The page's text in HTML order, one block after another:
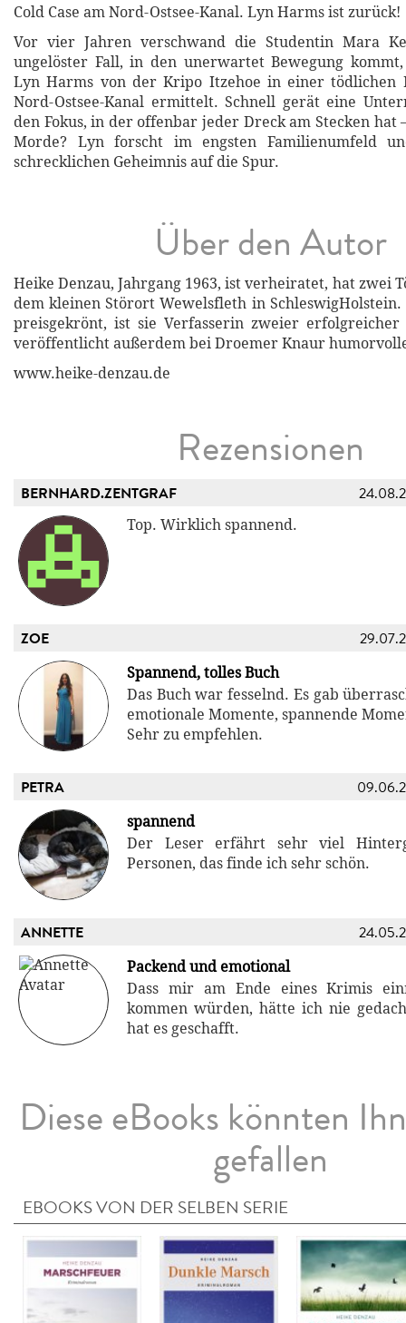
Cold Case am Nord-Ostsee-Kanal. Lyn Harms ist zurück!
Vor vier Jahren verschwand die Studentin Mara
ungelöster Fall, in den unerwartet Bewegung
Lyn Harms von der Kripo Itzehoe in einer tödlichen
Nord-Ostsee-Kanal ermittelt. Schnell gerät eine
den Fokus, in der offenbar jeder Dreck am Stecken hat
Morde? Lyn forscht im engsten Familienumfeld
schrecklichen Geheimnis auf die Spur.
Über den Autor
Heike Denzau, Jahrgang 1963, ist verheiratet, hat zwei
dem kleinen Störort Wewelsfleth in
preisgekrönt, ist sie Verfasserin zweier
veröffentlicht außerdem bei Droemer Knaur
www.heike-denzau.de
Rezensionen
BERNHARD.ZENTGRAF
Top. Wirklich spannend.
ZOE
Spannend, tolles Buch
Das Buch war fesselnd. Es gab
emotionale Momente, spannende
Sehr zu empfehlen.
PETRA
spannend
Der Leser erfährt sehr viel
Personen, das finde ich sehr schön.
ANNETTE
Packend und emotional
Dass mir am Ende eines Krimis
kommen würden, hätte ich nie
hat es geschafft.
Diese eBooks könnten
gefallen
EBOOKS VON DER SELBEN SERIE